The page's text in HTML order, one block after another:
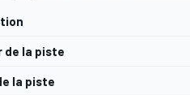
de la piste
la piste